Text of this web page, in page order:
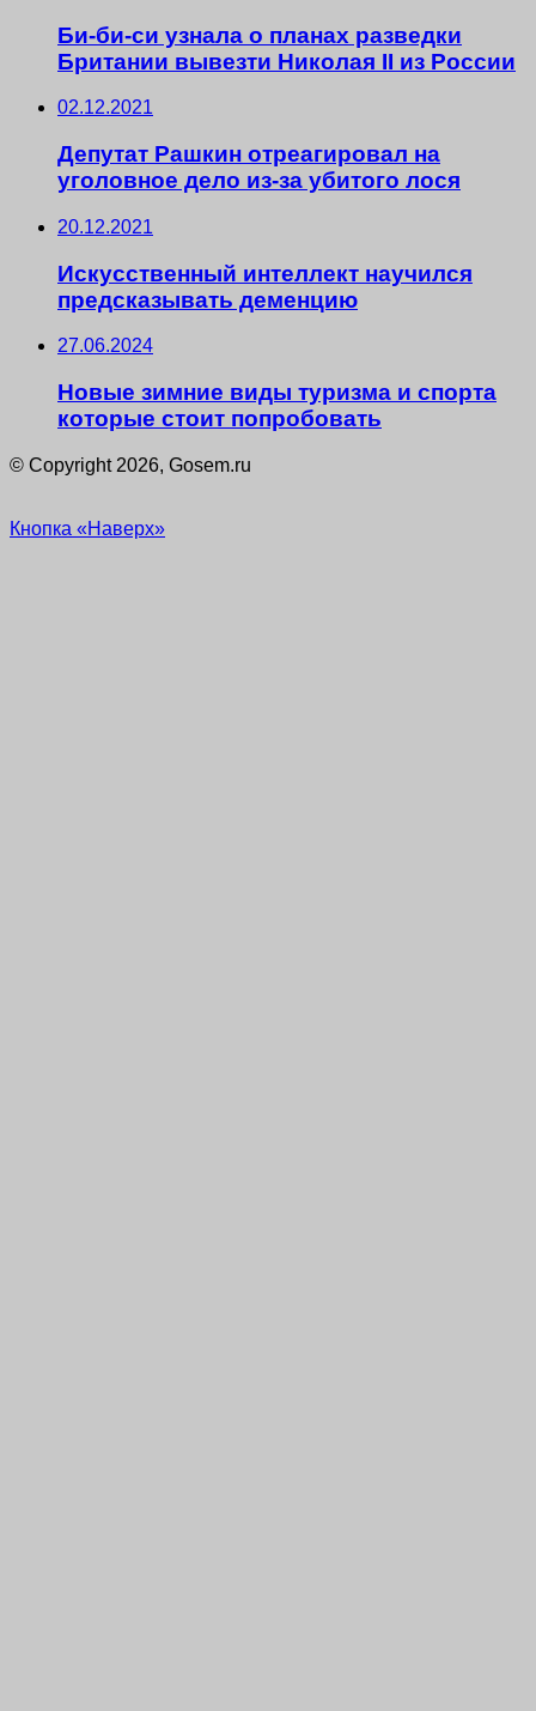
Би-би-си узнала о планах разведки
Британии вывезти Николая II из России
02.12.2021
Депутат Рашкин отреагировал на
уголовное дело из-за убитого лося
20.12.2021
Искусственный интеллект научился
предсказывать деменцию
27.06.2024
Новые зимние виды туризма и спорта
которые стоит попробовать
© Copyright 2026, Gosem.ru
Кнопка «Наверх»